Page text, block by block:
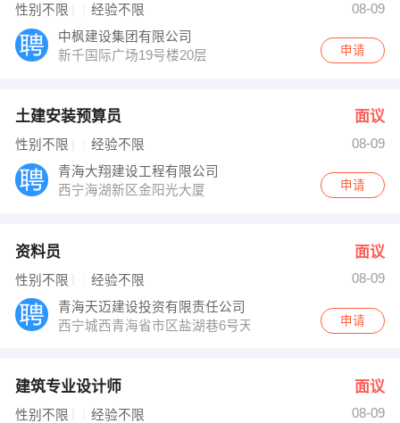
性别不限 经验不限
08-09
中枫建设集团有限公司
新千国际广场19号楼20层
申请
土建安装预算员 面议
性别不限 经验不限
08-09
青海大翔建设工程有限公司
西宁海湖新区金阳光大厦
申请
资料员 面议
性别不限 经验不限
08-09
青海天迈建设投资有限责任公司
西宁城西青海省市区盐湖巷6号天迈乐景小区（新宁路小
申请
建筑专业设计师 面议
性别不限 经验不限
08-09